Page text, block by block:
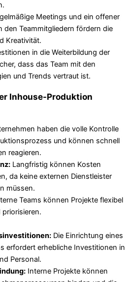
Meetings und ein offener
den Teammitgliedern fördern die
Kreativität.
in die Weiterbildung der
dass das Team mit den
und Trends vertraut ist.
Inhouse-Produktion
haben die volle Kontrolle
und können schnell
reagieren.
Langfristig können Kosten
da keine externen Dienstleister
müssen.
Teams können Projekte flexibel
Die Einrichtung eines
erfordert erhebliche Investitionen in
Personal.
Interne Projekte können